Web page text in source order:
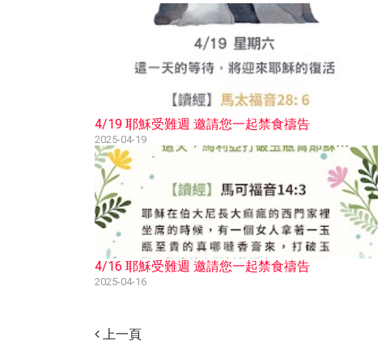
4/19 耶穌受難週 邀請您一起禁食禱告
2025-04-19
4/16 耶穌受難週 邀請您一起禁食禱告
2025-04-16
上一頁